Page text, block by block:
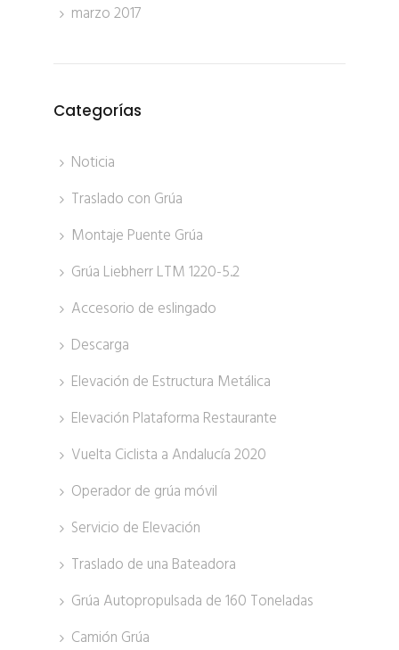
marzo 2017
Categorías
Noticia
Traslado con Grúa
Montaje Puente Grúa
Grúa Liebherr LTM 1220-5.2
Accesorio de eslingado
Descarga
Elevación de Estructura Metálica
Elevación Plataforma Restaurante
Vuelta Ciclista a Andalucía 2020
Operador de grúa móvil
Servicio de Elevación
Traslado de una Bateadora
Grúa Autopropulsada de 160 Toneladas
Camión Grúa